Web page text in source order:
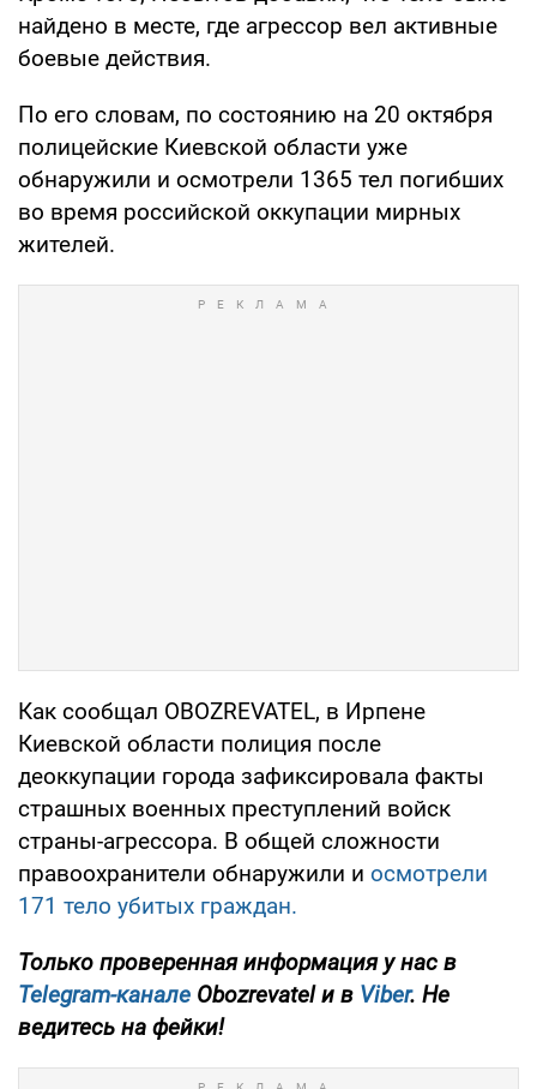
найдено в месте, где агрессор вел активные
боевые действия.
По его словам, по состоянию на 20 октября
полицейские Киевской области уже
обнаружили и осмотрели 1365 тел погибших
во время российской оккупации мирных
жителей.
Как сообщал OBOZREVATEL, в Ирпене
Киевской области полиция после
деоккупации города зафиксировала факты
страшных военных преступлений войск
страны-агрессора. В общей сложности
правоохранители обнаружили и осмотрели
171 тело убитых граждан.
Только проверенная информация у нас в
Telegram-канале Obozrevatel и в Viber. Не
ведитесь на фейки!